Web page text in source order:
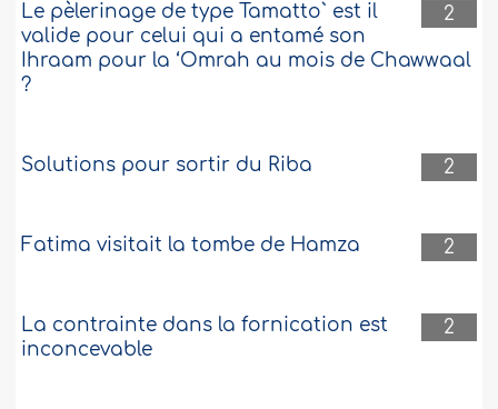
2
Le pèlerinage de type Tamatto` est il
valide pour celui qui a entamé son
Ihraam pour la ‘Omrah au mois de Chawwaal
?
2
Solutions pour sortir du Riba
2
Fatima visitait la tombe de Hamza
2
La contrainte dans la fornication est
inconcevable